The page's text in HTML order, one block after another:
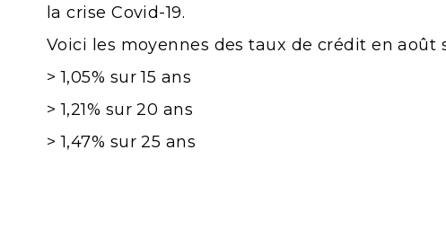
la crise Covid-19.
Voici les moyennes des taux de crédit en août
> 1,05% sur 15 ans
> 1,21% sur 20 ans
> 1,47% sur 25 ans